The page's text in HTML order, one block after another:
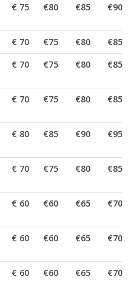
€ 75 €80 €85 €90
€ 70 €75 €80
€85
€ 70 €75 €80 €85
€ 70 €75 €80 €85
€ 80 €85 €90 €95
€ 70 €75 €80 €85
€ 60 €60 €65 €70
€ 60 €60 €65 €70
€ 60 €60 €65 €70